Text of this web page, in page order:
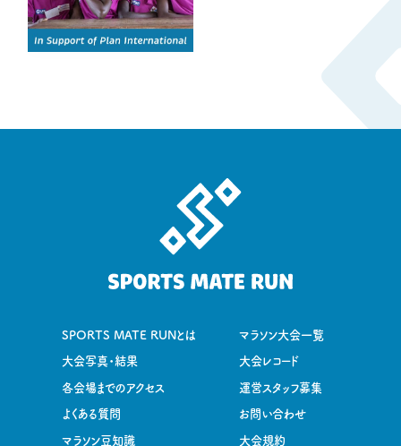
SPORTS MATE RUNとは マラソン大会一覧
大会写真・結果 大会レコード
各会場までのアクセス 運営スタッフ募集
よくある質問 お問い合わせ
マラソン豆知識 大会規約